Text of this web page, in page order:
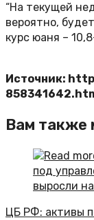
“На текущей
вероятно,
курс юаня –
Источник:
Вам также
ЦБ РФ: активы